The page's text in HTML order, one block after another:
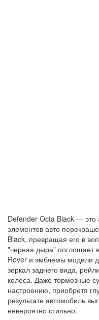
Defender Octa Black — это
элементов авто
Black, превращая его в
"черная дыра" поглощает
Rover и эмблемы модели
зеркал заднего вида,
колеса. Даже тормозные
настроению, приобретя
результате автомобиль
невероятно стильно.